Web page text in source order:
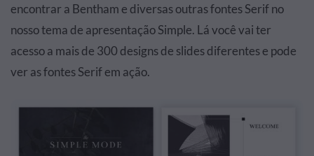
encontrar a Bentham e diversas outras fontes Serif no
nosso tema de apresentação Simple. Lá você vai ter
acesso a mais de 300 designs de slides diferentes e pode
ver as fontes Serif em ação.